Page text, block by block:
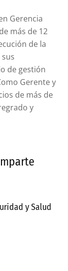
Gerencia
más de 12
de la
de gestión
Gerente y
de más de
y
y Salud